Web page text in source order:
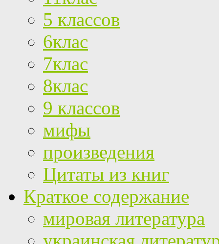
5 классов
6клас
7клас
8клас
9 классов
мифы
произведения
Цитаты из книг
Краткое содержание
мировая литература